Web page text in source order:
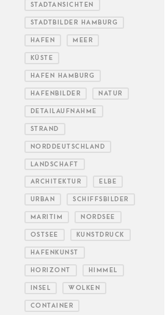
STADTANSICHTEN
STADTBILDER HAMBURG
HAFEN MEER
KÜSTE
HAFEN HAMBURG
HAFENBILDER NATUR
DETAILAUFNAHME
STRAND
NORDDEUTSCHLAND
LANDSCHAFT
ARCHITEKTUR ELBE
URBAN SCHIFFSBILDER
MARITIM NORDSEE
OSTSEE KUNSTDRUCK
HAFENKUNST
HORIZONT HIMMEL
INSEL WOLKEN
CONTAINER